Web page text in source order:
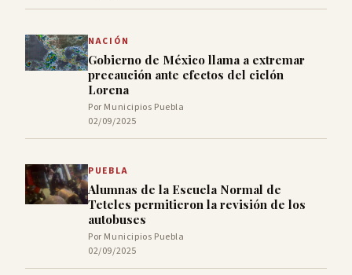
NACIÓN
Gobierno de México llama a extremar
precaución ante efectos del ciclón
Lorena
Por Municipios Puebla
02/09/2025
PUEBLA
Alumnas de la Escuela Normal de
Teteles permitieron la revisión de los
autobuses
Por Municipios Puebla
02/09/2025